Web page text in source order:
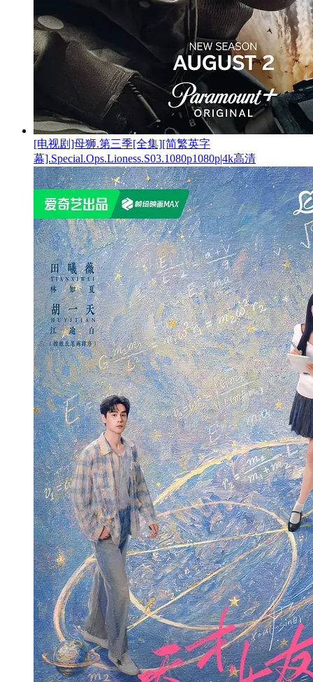
[电视剧]母狮.第三季[全集][简繁英字
幕].Special.Ops.Lioness.S03.1080p1080p|4k高清